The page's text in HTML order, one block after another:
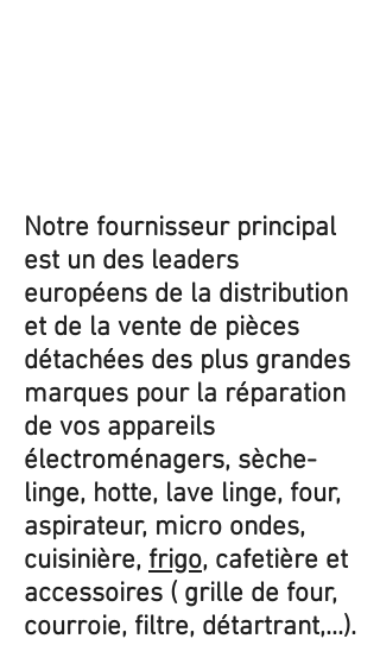
Notre fournisseur principal
est un des leaders
européens de la distribution
et de la vente de pièces
détachées des plus grandes
marques pour la réparation
de vos appareils
électroménagers, sèche-
linge, hotte, lave linge, four,
aspirateur, micro ondes,
cuisinière, frigo, cafetière et
accessoires ( grille de four,
courroie, filtre, détartrant,...).